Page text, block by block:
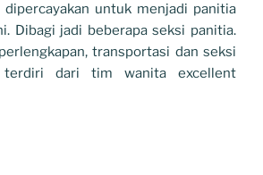
untuk menjadi panitia
Dibagi jadi beberapa seksi panitia.
transportasi dan seksi
terdiri dari tim wanita excellent